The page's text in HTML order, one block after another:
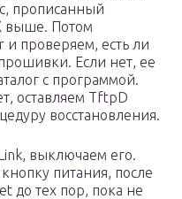
прописанный
выше. Потом
проверяем, есть ли
Если нет, ее
с программой.
оставляем TftpD
восстановления.
выключаем его.
питания, после
до тех пор, пока не